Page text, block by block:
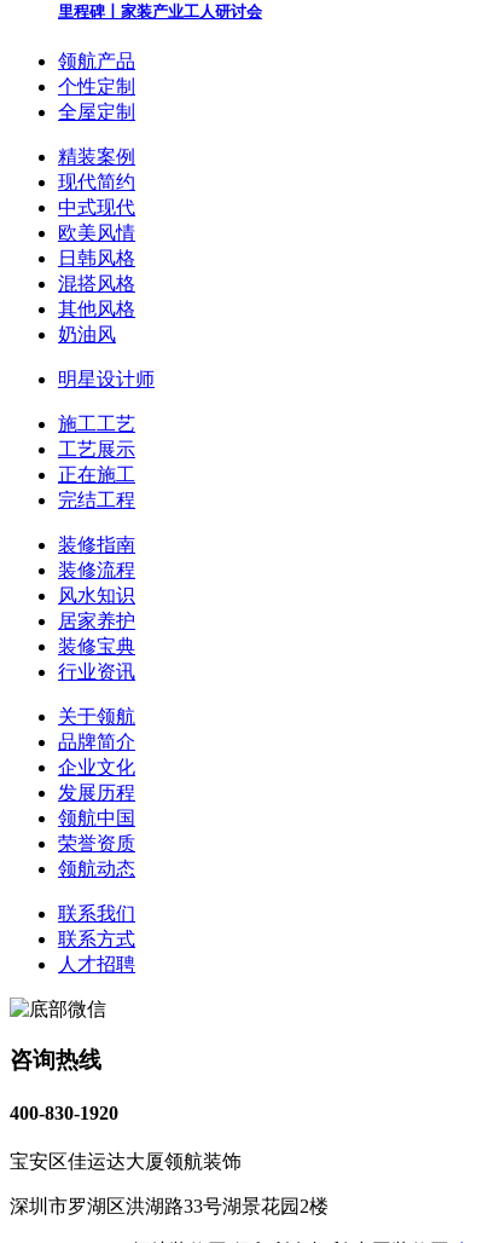
里程碑丨家装产业工人研讨会
领航产品
个性定制
全屋定制
精装案例
现代简约
中式现代
欧美风情
日韩风格
混搭风格
其他风格
奶油风
明星设计师
施工工艺
工艺展示
正在施工
完结工程
装修指南
装修流程
风水知识
居家养护
装修宝典
行业资讯
关于领航
品牌简介
企业文化
发展历程
领航中国
荣誉资质
领航动态
联系我们
联系方式
人才招聘
咨询热线
400-830-1920
宝安区佳运达大厦领航装饰
深圳市罗湖区洪湖路33号湖景花园2楼